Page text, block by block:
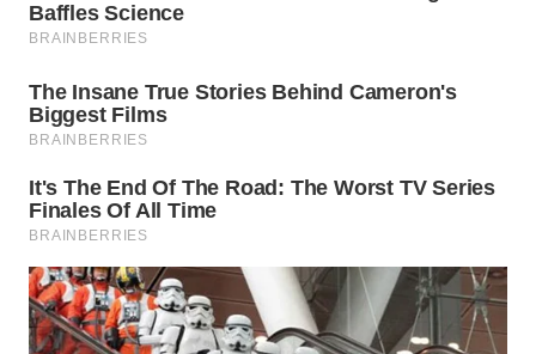
CIREBON
INDRAMAYU
KUNINGAN
MAJALENGKA
WN